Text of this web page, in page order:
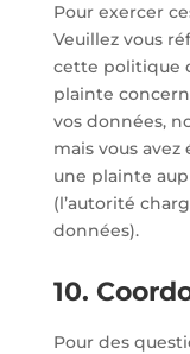
Pour exercer
Veuillez vous
cette politique
plainte
vos données,
mais vous
une plainte
(l’autorité
données).
10.
Pour des